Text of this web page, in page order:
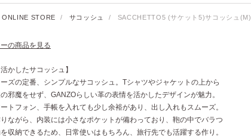
ONLINE STORE / サコッシュ / SACCHETTO5 (サケット5)サコッシュ(M)
の商品を見る
かしたサコッシュ】
ズの定番、シンプルなサコッシュ。Tシャツやジャケットの上から
邪魔をせず、GANZOらしい革の表情を活かしたデザインが魅力。
トフォン、手帳を入れても少し余裕があり、出し入れもスムーズ。
ながら、内装には小さなポケットが備わっており、鞄の中でバラつ
収納できるため、日常使いはもちろん、旅行先でも活躍する作り。